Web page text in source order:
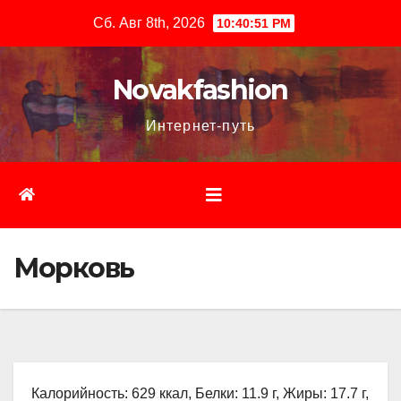
содержимому
Сб. Авг 8th, 2026 10:40:53 PM
Novakfashion
Интернет-путь
Морковь
Калорийность: 629 ккал, Белки: 11.9 г, Жиры: 17.7 г,